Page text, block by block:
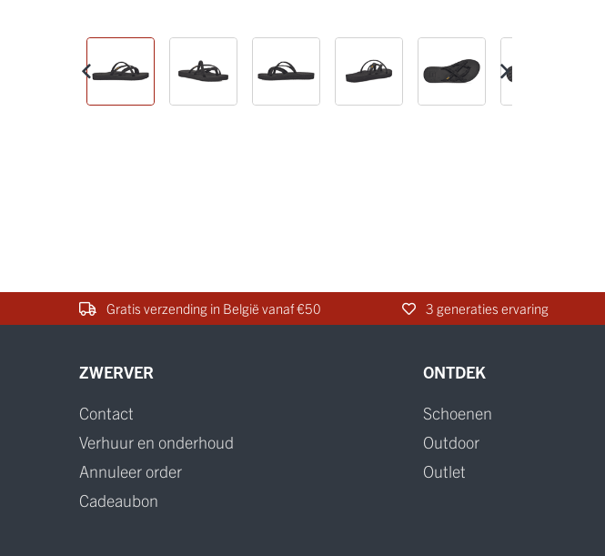
Gratis verzending in België vanaf €50 3 generaties ervaring
ZWERVER
Contact
Verhuur en onderhoud
Annuleer order
Cadeaubon
ONTDEK
Schoenen
Outdoor
Outlet